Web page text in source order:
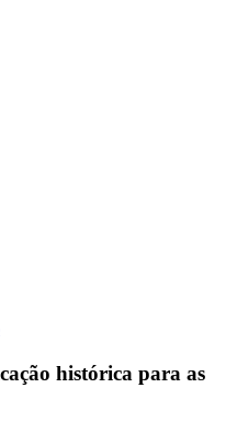
histórica para as